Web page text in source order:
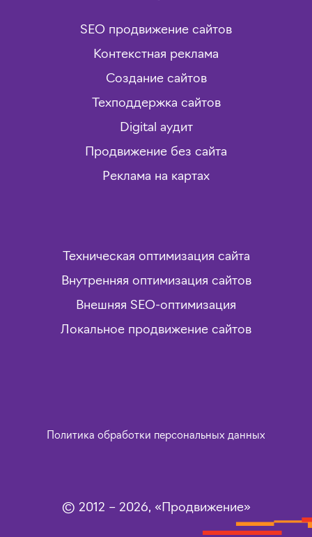
SEO продвижение сайтов
Контекстная реклама
Создание сайтов
Техподдержка сайтов
Digital аудит
Продвижение без сайта
Реклама на картах
Техническая оптимизация сайта
Внутренняя оптимизация сайтов
Внешняя SEO-оптимизация
Локальное продвижение сайтов
Политика обработки персональных данных
© 2012 – 2026, «Продвижение»